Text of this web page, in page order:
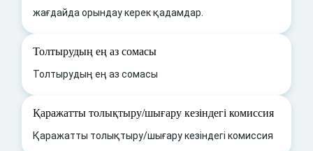
жағдайда орындау керек қадамдар.
Толтырудың ең аз сомасы
Толтырудың ең аз сомасы
Қаражатты толықтыру/шығару кезіндегі комиссия
Қаражатты толықтыру/шығару кезіндегі комиссия